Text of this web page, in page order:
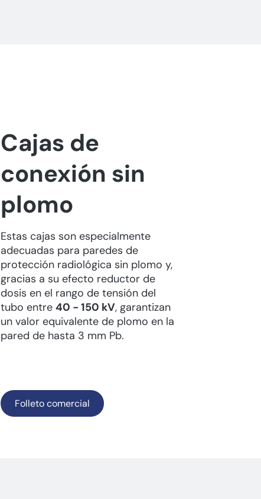
Cajas de
conexión sin
plomo
Estas cajas son especialmente
adecuadas para paredes de
protección radiológica sin plomo y,
gracias a su efecto reductor de
dosis en el rango de tensión del
tubo entre40 - 150 kV, garantizan
un valor equivalente de plomo en la
pared de hasta 3 mm Pb.
Folleto comercial